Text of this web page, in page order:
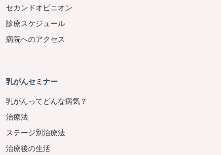
セカンドオピニオン
診療スケジュール
病院へのアクセス
乳がんセミナー
乳がんってどんな病気？
治療法
ステージ別治療法
治療後の生活